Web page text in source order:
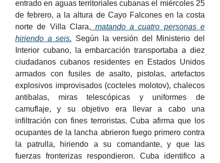
entrado en aguas territoriales cubanas el miércoles 25
de febrero, a la altura de Cayo Falcones en la costa
norte de Villa Clara, matando a cuatro personas e
hiriendo a seis. Según la versión del Ministerio del
Interior cubano, la embarcación transportaba a diez
ciudadanos cubanos residentes en Estados Unidos
armados con fusiles de asalto, pistolas, artefactos
explosivos improvisados (cocteles molotov), chalecos
antibalas, miras telescópicas y uniformes de
camuflaje, y su objetivo era llevar a cabo una
infiltración con fines terroristas. Cuba afirma que los
ocupantes de la lancha abrieron fuego primero contra
la patrulla, hiriendo a su comandante, y que las
fuerzas fronterizas respondieron. Cuba identifico a